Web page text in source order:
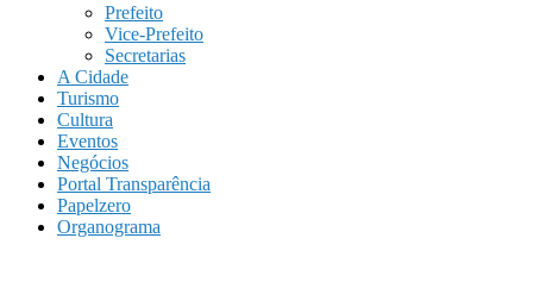
Prefeito
Vice-Prefeito
Secretarias
A Cidade
Turismo
Cultura
Eventos
Negócios
Portal Transparência
Papelzero
Organograma